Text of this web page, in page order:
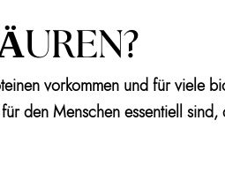
vorkommen und für viele
den Menschen essentiell